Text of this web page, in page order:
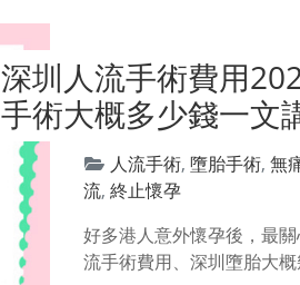
深圳人流手術費用
手術大概多少錢一文
人流手術,墮胎手術,無
流,終止懷孕
好多港人意外懷孕後，最
流手術費用、深圳墮胎大